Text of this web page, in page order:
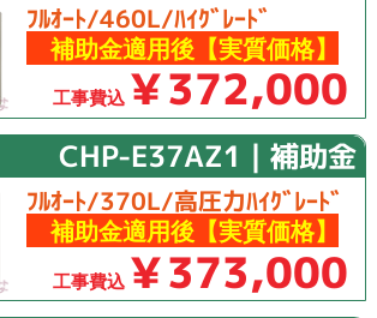
ﾌﾙｵｰﾄ/460L/ﾊｲｸﾞﾚｰﾄﾞ
補助金適用後【実質価格】
工事費込 ￥372,000
CHP-E37AZ1｜補助金
ﾌﾙｵｰﾄ/370L/高圧力ﾊｲｸﾞﾚｰﾄﾞ
補助金適用後【実質価格】
工事費込 ￥373,000